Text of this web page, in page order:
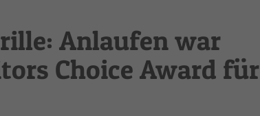
Anlaufen war
Choice Award für